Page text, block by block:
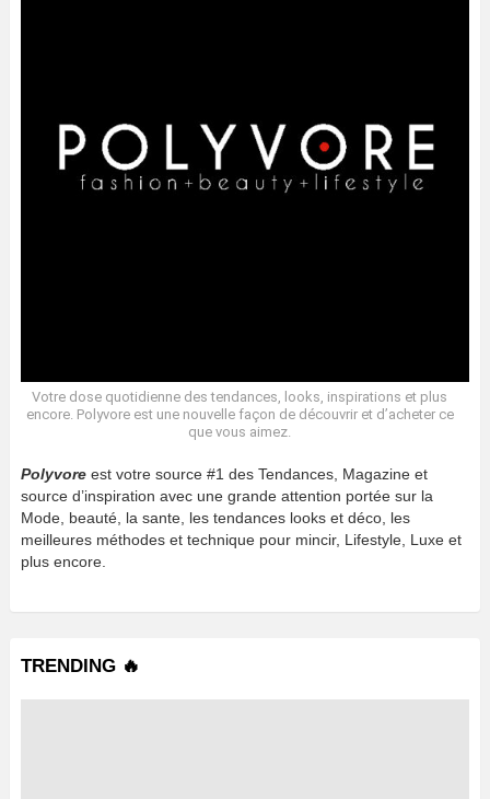
Votre dose quotidienne des tendances, looks, inspirations et plus
encore. Polyvore est une nouvelle façon de découvrir et d’acheter ce
que vous aimez.
Polyvore est votre source #1 des Tendances, Magazine et
source d’inspiration avec une grande attention portée sur la
Mode, beauté, la sante, les tendances looks et déco, les
meilleures méthodes et technique pour mincir, Lifestyle, Luxe et
plus encore.
TRENDING 🔥